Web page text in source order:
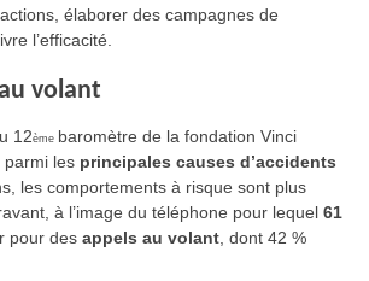
élaborer des campagnes de
l’efficacité.
volant
12ème baromètre de la fondation Vinci
parmi les principales causes d’accidents
les comportements à risque sont plus
à l’image du téléphone pour lequel 61
pour des appels au volant , dont 42 %